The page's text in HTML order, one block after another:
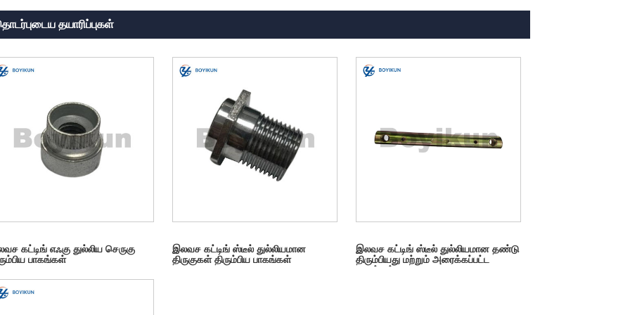
தயாரிப்புகள்
கட்டிங் எஃகு துல்லிய செருகு
பாகங்கள்
இலவச கட்டிங் ஸ்டீல் துல்லியமான
திருகுகள் திரும்பிய பாகங்கள்
இலவச கட்டிங் ஸ்டீல் துல்லியமான தண்டு
திரும்பியது மற்றும் அரைக்கப்பட்ட
பாகங்கள்